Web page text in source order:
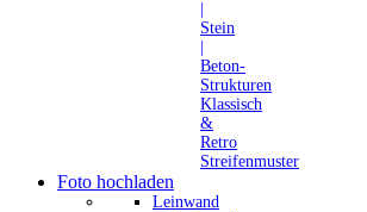
Stein
Beton-
Strukturen
Klassisch
&
Retro
Streifenmuster
Foto hochladen
Leinwand